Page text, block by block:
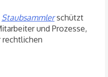
Staubsammlerschützt
und Prozesse,
rechtlichen